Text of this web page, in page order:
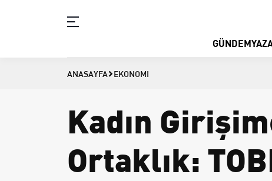
GÜNDEM
ANASAYFA EKONOMI
Kadın
Ortaklık: